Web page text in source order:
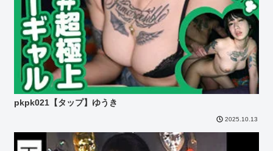
pkpk021【タップ】ゆうき
2025.10.13